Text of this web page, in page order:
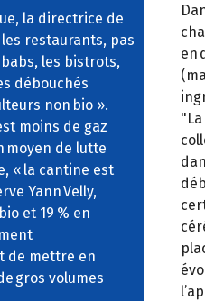
la directrice de
restaurants, pas
les bistrots,
débouchés
non bio ».
moins de gaz
moyen de lutte
« la cantine est
Yann Velly,
et 19 % en
de mettre en
gros volumes
en